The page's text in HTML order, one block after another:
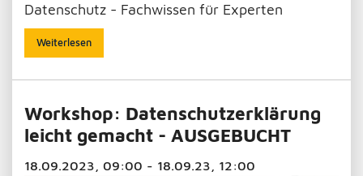
Datenschutz - Fachwissen für Experten
Weiterlesen
Workshop: Datenschutzerklärung
leicht gemacht - AUSGEBUCHT
18.09.2023, 09:00 - 18.09.23, 12:00